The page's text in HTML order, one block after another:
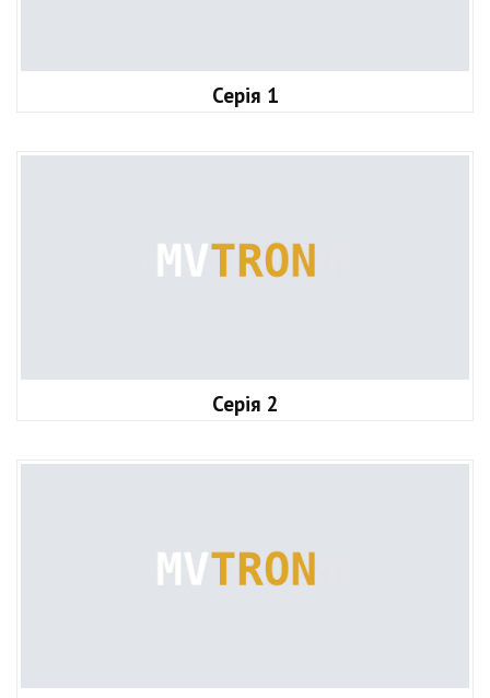
Серія 1
Серія 2